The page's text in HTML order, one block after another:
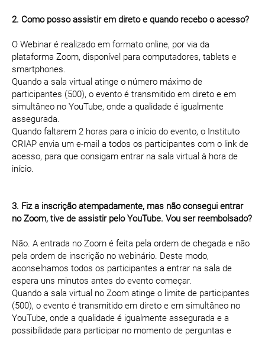
2. Como posso assistir em direto e quando recebo o acesso?
O Webinar é realizado em formato online, por via da
plataforma Zoom, disponível para computadores, tablets e
smartphones.
Quando a sala virtual atinge o número máximo de
participantes (500), o evento é transmitido em direto e em
simultâneo no YouTube, onde a qualidade é igualmente
assegurada.
Quando faltarem 2 horas para o início do evento, o Instituto
CRIAP envia um e-mail a todos os participantes com o link de
acesso, para que consigam entrar na sala virtual à hora de
início.
3. Fiz a inscrição atempadamente, mas não consegui entrar
no Zoom, tive de assistir pelo YouTube. Vou ser reembolsado?
Não. A entrada no Zoom é feita pela ordem de chegada e não
pela ordem de inscrição no webinário. Deste modo,
aconselhamos todos os participantes a entrar na sala de
espera uns minutos antes do evento começar.
Quando a sala virtual no Zoom atinge o limite de participantes
(500), o evento é transmitido em direto e em simultâneo no
YouTube, onde a qualidade é igualmente assegurada e a
possibilidade para participar no momento de perguntas e